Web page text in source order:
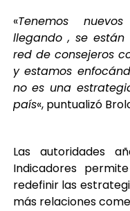
«Tenemos
llegando , se están
red de consejeros
y estamos
no es una
país«, puntualizó
Las autoridades
Indicadores
redefinir las
más relaciones